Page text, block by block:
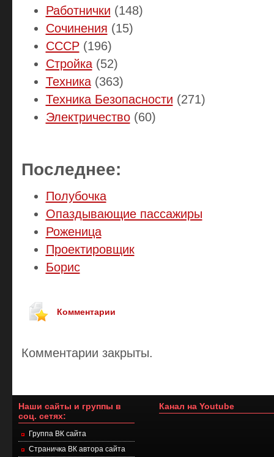
Работнички (148)
Сочинения (15)
СССР(196)
Стройка(52)
Техника(363)
Техника Безопасности (271)
Электричество(60)
Последнее:
Полубочка
Опаздывающие пассажиры
Роженица
Проектировщик
Борис
Комментарии
Комментарии закрыты.
Наши сайты и группы в
соц. сетях:
Группа ВК сайта
Страничка ВК автора сайта
Канал на Youtube